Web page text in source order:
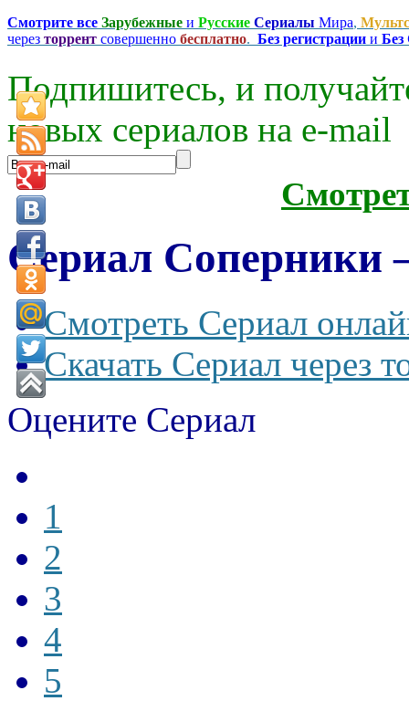
Смотрите все Зарубежные и Русские Сериалы Мира,
через торрент совершенно бесплатно. Без регистрации и
Подпишитесь, и
новых сериалов на e-mаil
Сериал Соперники
Смотреть Сериал
Скачать Сериал через
Оцените Сериал
1
2
3
4
5